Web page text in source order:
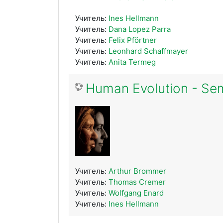
Учитель: Ines Hellmann
Учитель: Dana Lopez Parra
Учитель: Felix Pförtner
Учитель: Leonhard Schaffmayer
Учитель: Anita Termeg
Human Evolution -
Учитель: Arthur Brommer
Учитель: Thomas Cremer
Учитель: Wolfgang Enard
Учитель: Ines Hellmann